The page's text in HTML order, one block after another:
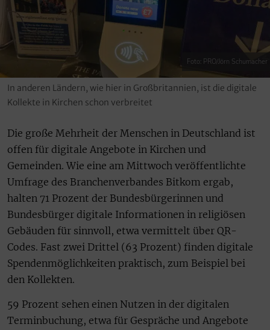
Foto: PRO/Jörn Schumacher
In anderen Ländern, wie hier in Großbritannien, ist die digitale
Kollekte in Kirchen schon verbreitet
Die große Mehrheit der Menschen in Deutschland ist
offen für digitale Angebote in Kirchen und
Gemeinden. Wie eine am Mittwoch veröffentlichte
Umfrage des Branchenverbandes Bitkom ergab,
halten 71 Prozent der Bundesbürgerinnen und
Bundesbürger digitale Informationen in religiösen
Gebäuden für sinnvoll, etwa vermittelt über QR-
Codes. Fast zwei Drittel (63 Prozent) finden digitale
Spendenmöglichkeiten praktisch, zum Beispiel bei
den Kollekten.
59 Prozent sehen einen Nutzen in der digitalen
Terminbuchung, etwa für Gespräche und Angebote